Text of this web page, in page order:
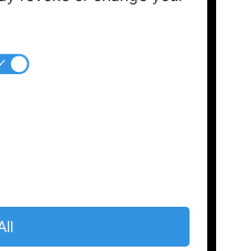
Vote411.org.
Coalición de